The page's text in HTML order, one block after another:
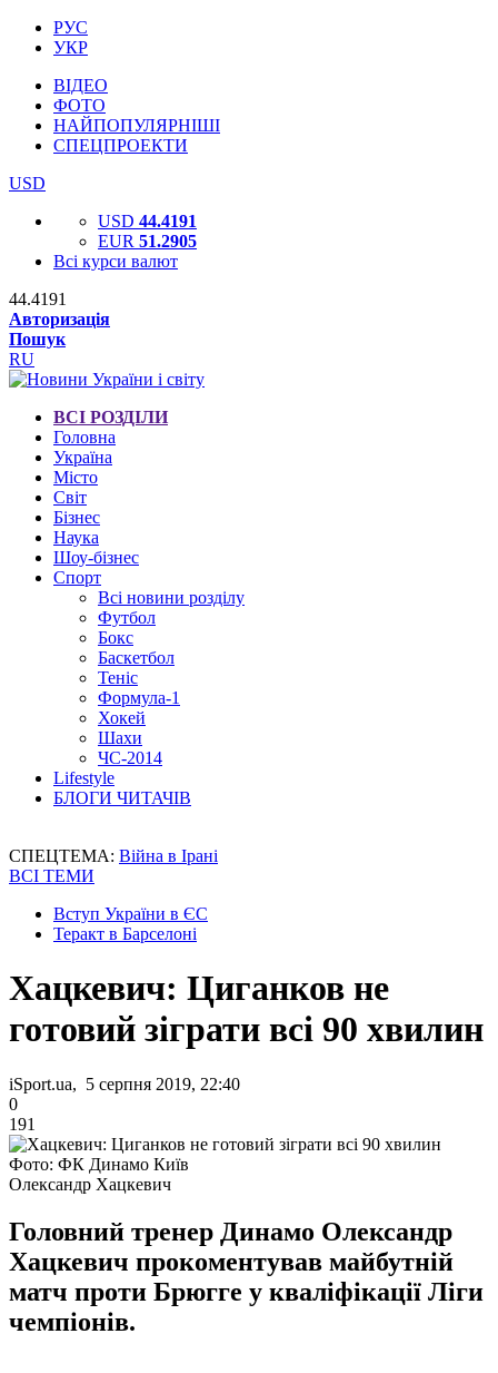
РУС
УКР
ВІДЕО
ФОТО
НАЙПОПУЛЯРНІШІ
СПЕЦПРОЕКТИ
USD
USD 44.4191
EUR 51.2905
Всі курси валют
44.4191
Авторизація
Пошук
RU
ВСІ РОЗДІЛИ
Головна
Україна
Місто
Світ
Бізнес
Наука
Шоу-бізнес
Спорт
Всі новини розділу
Футбол
Бокс
Баскетбол
Теніс
Формула-1
Хокей
Шахи
ЧС-2014
Lifestyle
БЛОГИ ЧИТАЧІВ
СПЕЦТЕМА: Війна в Ірані
ВСІ ТЕМИ
Вступ України в ЄС
Теракт в Барселоні
Хацкевич: Циганков не
готовий зіграти всі 90 хвилин
iSport.ua, 5 серпня 2019, 22:40
0
191
Фото: ФК Динамо Київ
Олександр Хацкевич
Головний тренер Динамо Олександр
Хацкевич прокоментував майбутній
матч проти Брюгге у кваліфікації Ліги
чемпіонів.